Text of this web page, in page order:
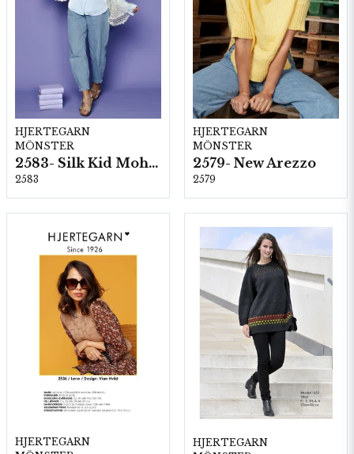
HJERTEGARN
MÖNSTER
2583- Silk Kid Mohair
2583
HJERTEGARN
MÖNSTER
2579- New Arezzo
2579
HJERTEGARN
HJERTEGARN